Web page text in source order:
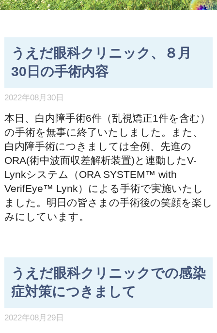
うえだ眼科クリニック、８月
30日の手術内容
2022年08月30日
本日、白内障手術6件（乱視矯正1件を含む）
の手術を無事に終了いたしました。また、
白内障手術につきましては全例、先進の
ORA(術中波面収差解析装置)と連動したV-
Lynkシステム（ORA SYSTEM™ with
VerifEye™ Lynk）による手術で実施いたし
ました。明日の皆さまの手術後の笑顔を楽し
みにしています。
うえだ眼科クリニックでの感染
症対策につきまして
2022年08月29日